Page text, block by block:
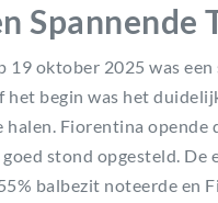
Spannende
oktober 2025 was
begin was het
Fiorentina opende
stond opgesteld. De
balbezit noteerde en